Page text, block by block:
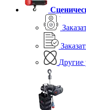
Другие